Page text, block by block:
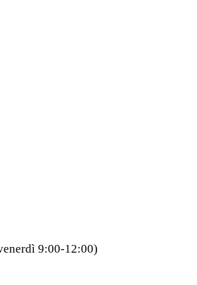
9:00-12:00)